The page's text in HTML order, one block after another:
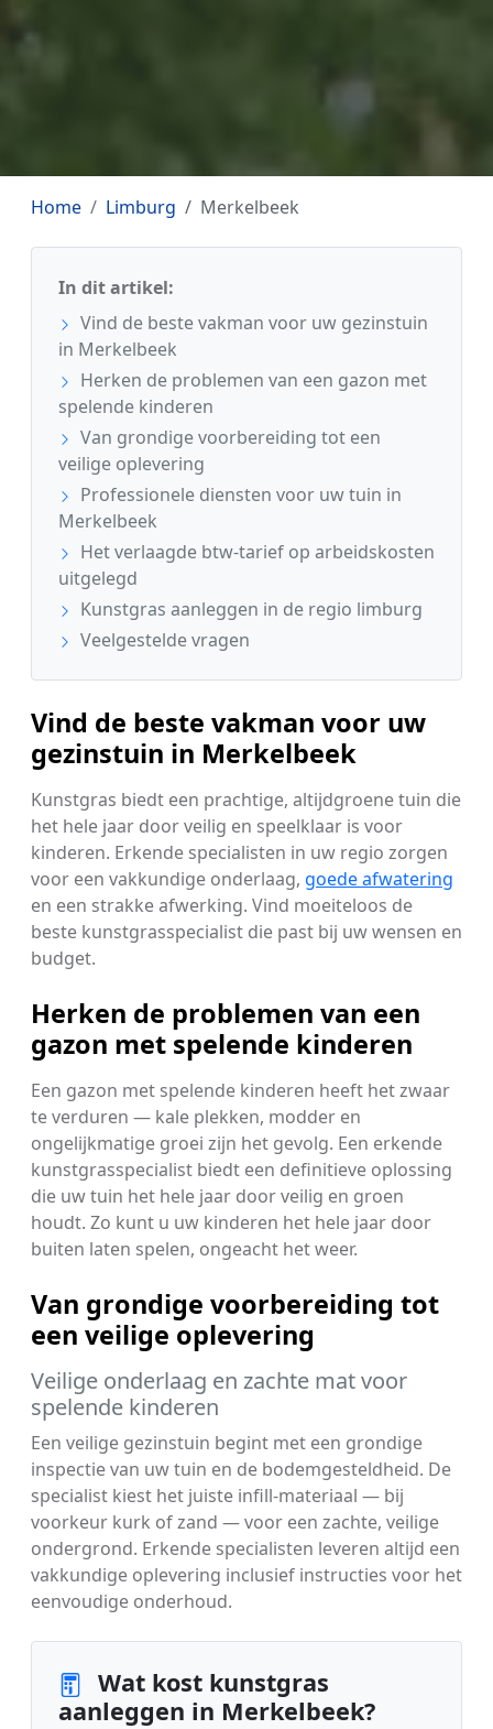
Home Limburg Merkelbeek
In dit artikel:
Vind de beste vakman voor uw gezinstuin
in Merkelbeek
Herken de problemen van een gazon met
spelende kinderen
Van grondige voorbereiding tot een
veilige oplevering
Professionele diensten voor uw tuin in
Merkelbeek
Het verlaagde btw-tarief op arbeidskosten
uitgelegd
Kunstgras aanleggen in de regio limburg
Veelgestelde vragen
Vind de beste vakman voor uw
gezinstuin in Merkelbeek
Kunstgras biedt een prachtige, altijdgroene tuin die
het hele jaar door veilig en speelklaar is voor
kinderen. Erkende specialisten in uw regio zorgen
voor een vakkundige onderlaag, goede afwatering
en een strakke afwerking. Vind moeiteloos de
beste kunstgrasspecialist die past bij uw wensen en
budget.
Herken de problemen van een
gazon met spelende kinderen
Een gazon met spelende kinderen heeft het zwaar
te verduren — kale plekken, modder en
ongelijkmatige groei zijn het gevolg. Een erkende
kunstgrasspecialist biedt een definitieve oplossing
die uw tuin het hele jaar door veilig en groen
houdt. Zo kunt u uw kinderen het hele jaar door
buiten laten spelen, ongeacht het weer.
Van grondige voorbereiding tot
een veilige oplevering
Veilige onderlaag en zachte mat voor
spelende kinderen
Een veilige gezinstuin begint met een grondige
inspectie van uw tuin en de bodemgesteldheid. De
specialist kiest het juiste infill-materiaal — bij
voorkeur kurk of zand — voor een zachte, veilige
ondergrond. Erkende specialisten leveren altijd een
vakkundige oplevering inclusief instructies voor het
eenvoudige onderhoud.
Wat kost kunstgras
aanleggen in Merkelbeek?